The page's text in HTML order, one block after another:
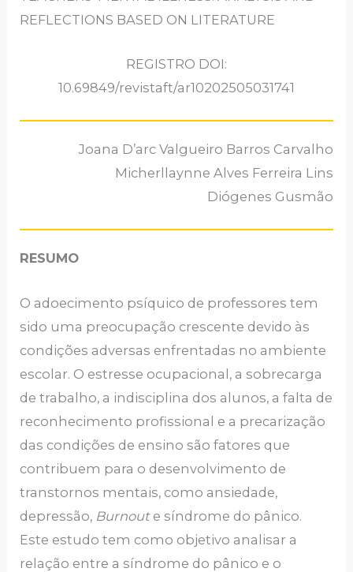
REFLECTIONS BASED ON LITERATURE
REGISTRO DOI:
10.69849/revistaft/ar10202505031741
Joana D’arc Valgueiro Barros Carvalho
Micherllaynne Alves Ferreira Lins
Diógenes Gusmão
RESUMO
O adoecimento psíquico de professores tem
sido uma preocupação crescente devido às
condições adversas enfrentadas no ambiente
escolar. O estresse ocupacional, a sobrecarga
de trabalho, a indisciplina dos alunos, a falta de
reconhecimento profissional e a precarização
das condições de ensino são fatores que
contribuem para o desenvolvimento de
transtornos mentais, como ansiedade,
depressão, Burnoute síndrome do pânico.
Este estudo tem como objetivo analisar a
relação entre a síndrome do pânico e o